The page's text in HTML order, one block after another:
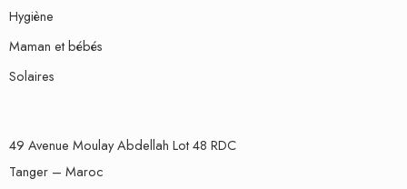
Hygiène
Maman et bébés
Solaires
49 Avenue Moulay Abdellah Lot 48 RDC
Tanger – Maroc